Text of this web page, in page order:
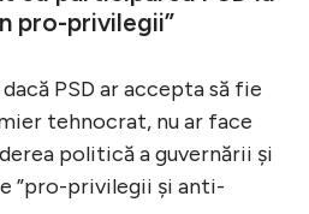
pro-privilegii”
PSD ar accepta să fie
tehnocrat, nu ar face
politică a guvernării și
”pro-privilegii și anti-